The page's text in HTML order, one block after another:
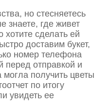
но стесняетесь
знаете, где живет
сделать ей
доставим букет,
номер телефона
отправкой и
получить цветы
по итогу
увидеть ее